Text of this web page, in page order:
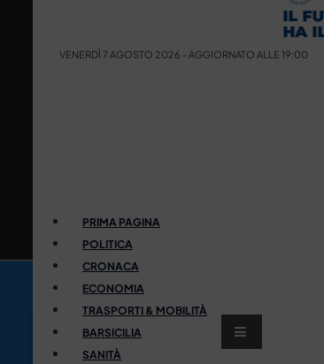
VENERDÌ 7 AGOSTO 2026 - AGGIORNATO ALLE 19:00
PRIMA PAGINA
POLITICA
CRONACA
ECONOMIA
TRASPORTI & MOBILITÀ
BARSICILIA
SANITÀ